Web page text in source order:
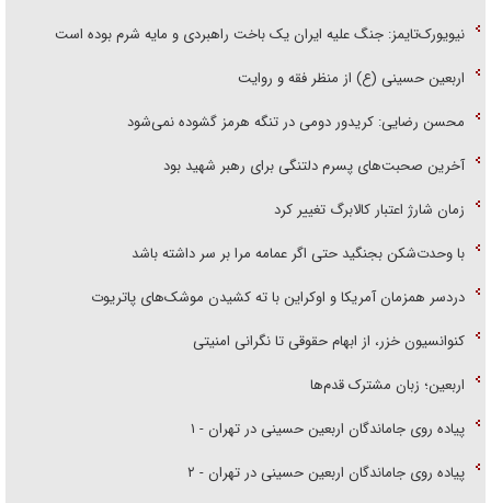
نیویورک‌تایمز: جنگ علیه ایران یک باخت راهبردی و مایه شرم بوده است
اربعین حسینی (ع) از منظر فقه و روایت
محسن رضایی: کریدور دومی در تنگه هرمز گشوده نمی‌شود
آخرین صحبت‌های پسرم دلتنگی برای رهبر شهید بود
زمان شارژ اعتبار کالابرگ تغییر کرد
با وحدت‌شکن بجنگید حتی اگر عمامه مرا بر سر داشته باشد
دردسر همزمان آمریکا و اوکراین با ته کشیدن موشک‌های پاتریوت
کنوانسیون خزر، از ابهام حقوقی تا نگرانی امنیتی
اربعین؛ زبان مشترک قدم‌ها
پیاده روی جاماندگان اربعین حسینی در تهران - ۱
پیاده روی جاماندگان اربعین حسینی در تهران - ۲